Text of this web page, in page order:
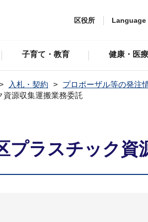
区役所 Language
子育て・教育 健康・医
入札・契約 プロポーザル等の発注
資源収集運搬業務委託
プラスチック